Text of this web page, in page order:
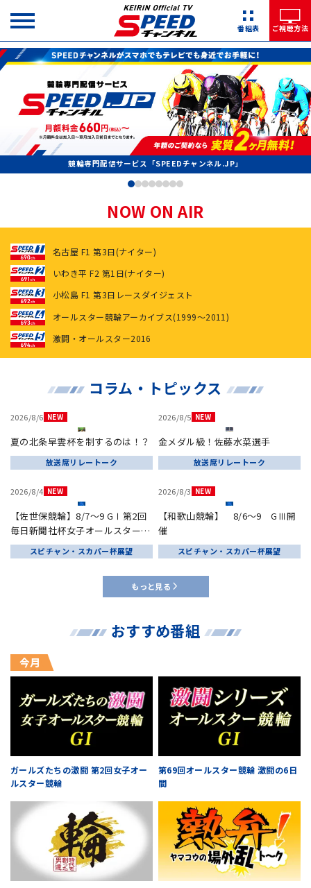
番組表 ご視聴方法
競輪専門配信サービス「SPEEDチャンネル.JP」
NOW ON AIR
名古屋 F1 第3日(ナイター)
いわき平 F2 第1日(ナイター)
小松島 F1 第3日レースダイジェスト
オールスター競輪アーカイブス(1999～2011)
激闘・オールスター2016
コラム・トピックス
2026/8/6
夏の北条早雲杯を制するのは！？
放送席リレートーク
2026/8/5
金メダル級！佐藤水菜選手
放送席リレートーク
2026/8/4
【佐世保競輪】8/7～9 GⅠ第2回
毎日新聞社杯女子オールスター競
輪 ～ルーキーシリーズプラス～
スピチャン・スカパー杯展望
2026/8/3
【和歌山競輪】 8/6～9 GⅢ開
催
スピチャン・スカパー杯展望
もっと見る
おすすめ番組
今月
ガールズたちの激闘 第2回女子オー
ルスター競輪
第69回オールスター競輪 激闘の6日
間